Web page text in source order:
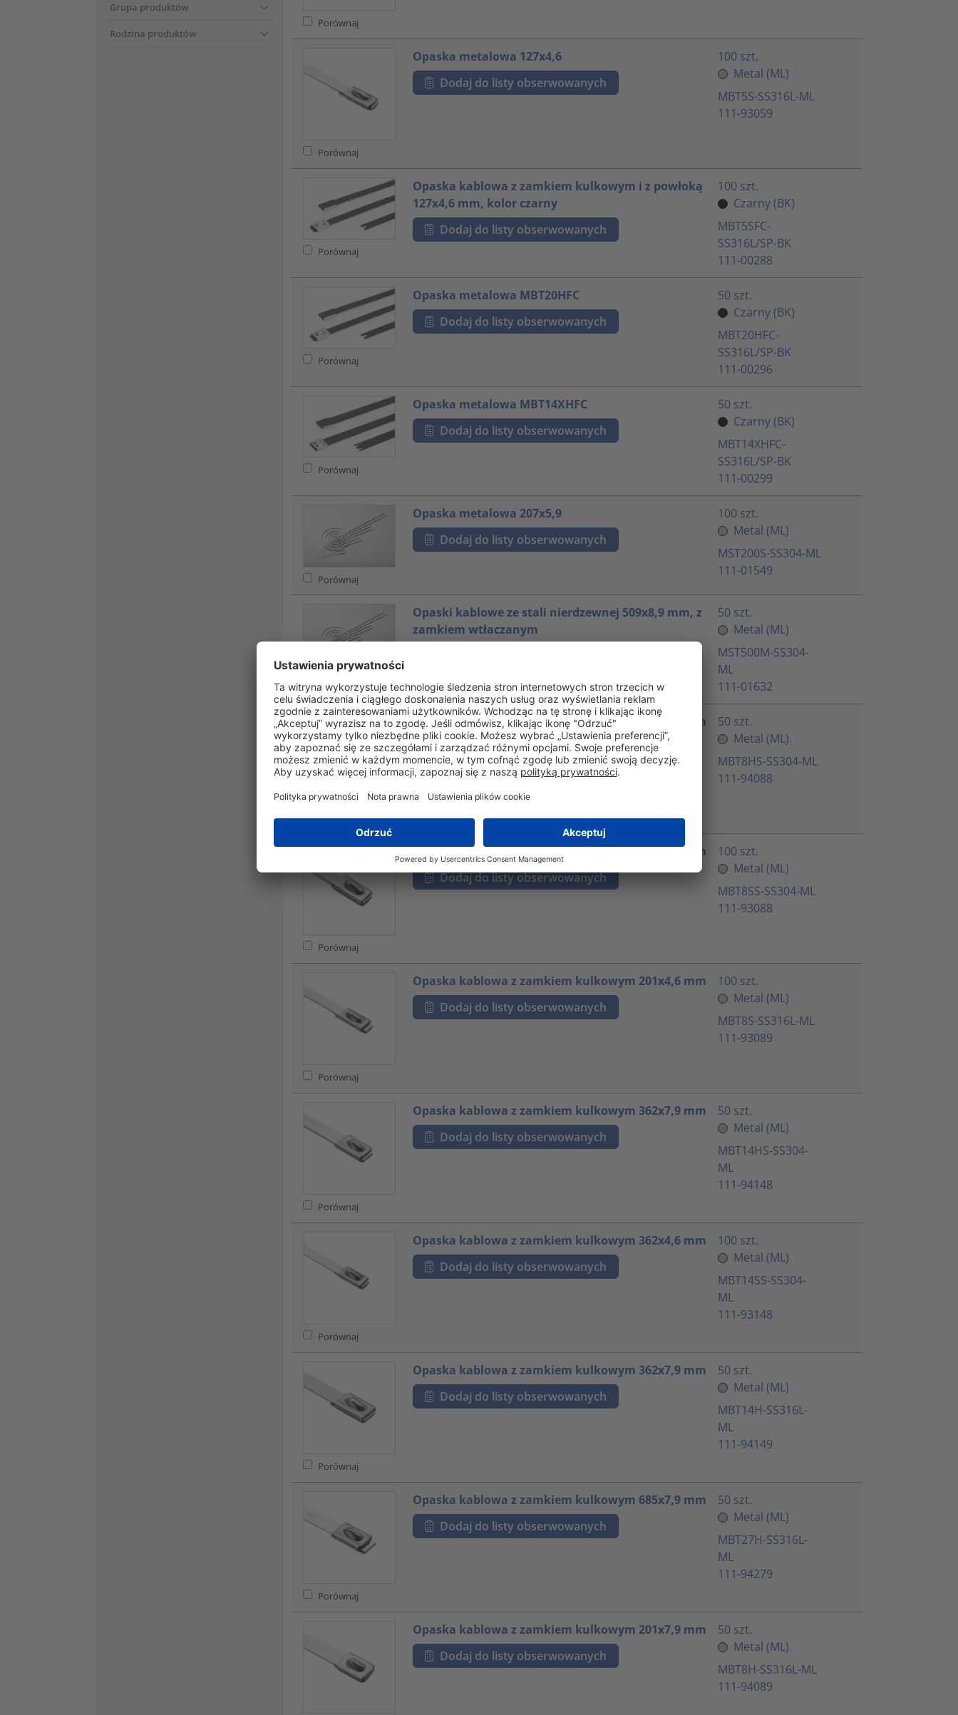
Grupa produktów
Rodzina produktów
Porównaj
Porównaj
Opaska metalowa 127x4,6
Dodaj do listy obserwowanych
100 szt.
Metal (ML)
MBT5S-SS316L-ML
111-93059
Porównaj
Opaska kablowa z zamkiem kulkowym i z powłoką
127x4,6 mm, kolor czarny
Dodaj do listy obserwowanych
100 szt.
Czarny (BK)
MBT5SFC-
SS316L/SP-BK
111-00288
Porównaj
Opaska metalowa MBT20HFC
Dodaj do listy obserwowanych
50 szt.
Czarny (BK)
MBT20HFC-
SS316L/SP-BK
111-00296
Porównaj
Opaska metalowa MBT14XHFC
Dodaj do listy obserwowanych
50 szt.
Czarny (BK)
MBT14XHFC-
SS316L/SP-BK
111-00299
Porównaj
Opaska metalowa 207x5,9
Dodaj do listy obserwowanych
100 szt.
Metal (ML)
MST200S-SS304-ML
111-01549
Opaski kablowe ze stali nierdzewnej 509x8,9 mm, z
zamkiem wtłaczanym
50 szt.
Metal (ML)
MST500M-SS304-
ML
111-01632
Porównaj
Opaska kablowa z zamkiem kulkowym 201x7,9 mm
Dodaj do listy obserwowanych
50 szt.
Metal (ML)
MBT8HS-SS304-ML
111-94088
Porównaj
Opaska kablowa z zamkiem kulkowym 201x4,6 mm
Dodaj do listy obserwowanych
100 szt.
Metal (ML)
MBT8SS-SS304-ML
111-93088
Porównaj
Opaska kablowa z zamkiem kulkowym 201x4,6 mm
Dodaj do listy obserwowanych
100 szt.
Metal (ML)
MBT8S-SS316L-ML
111-93089
Porównaj
Opaska kablowa z zamkiem kulkowym 362x7,9 mm
Dodaj do listy obserwowanych
50 szt.
Metal (ML)
MBT14HS-SS304-
ML
111-94148
Porównaj
Opaska kablowa z zamkiem kulkowym 362x4,6 mm
Dodaj do listy obserwowanych
100 szt.
Metal (ML)
MBT14SS-SS304-
ML
111-93148
Porównaj
Opaska kablowa z zamkiem kulkowym 362x7,9 mm
Dodaj do listy obserwowanych
50 szt.
Metal (ML)
MBT14H-SS316L-
ML
111-94149
Porównaj
Opaska kablowa z zamkiem kulkowym 685x7,9 mm
Dodaj do listy obserwowanych
50 szt.
Metal (ML)
MBT27H-SS316L-
ML
111-94279
Opaska kablowa z zamkiem kulkowym 201x7,9 mm
Dodaj do listy obserwowanych
50 szt.
Metal (ML)
MBT8H-SS316L-ML
111-94089